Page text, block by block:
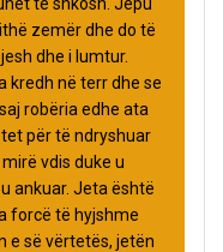
zemër dhe do të
dhe i lumtur.
kredh në terr dhe se
robëria edhe ata
për të ndryshuar
vdis duke u
ankuar. Jeta është
forcë të hyjshme
e së vërtetës, jetën